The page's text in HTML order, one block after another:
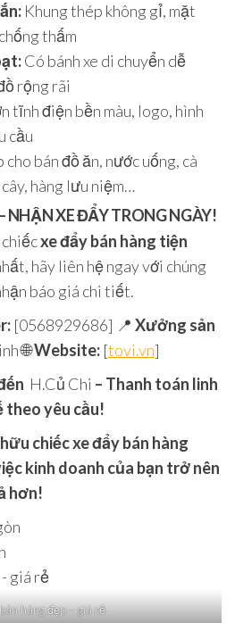
Khung thép không gỉ, mặt
thấm
Có bánh xe di chuyển dễ
rộng rãi
tĩnh điện bền màu, logo, hình
cầu
cho bán đồ ăn, nước uống, cà
hàng lưu niệm…
NHẬN XE ĐẨY TRONG NGÀY!
xe đẩy bán hàng tiện
hãy liên hệ ngay với chúng
báo giá chi tiết.
[0568929686] 📍 Xưởng sản
🌐Website: [tovi.vn]
H.Củ Chi – Thanh toán linh
yêu cầu!
chiếc xe đẩy bán hàng
kinh doanh của bạn trở nên
hơn!
hàng đẹp – giá rẻ